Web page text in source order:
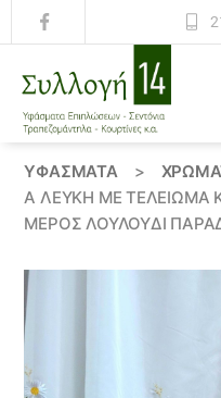
14
ΥΦΆΣΜΑΤΑ >
Α ΛΕΥΚΉ ΜΕ ΤΕΛΕΊΩΜΑ
ΜΕΡΟΣ ΛΟΥΛΟΎΔΙ